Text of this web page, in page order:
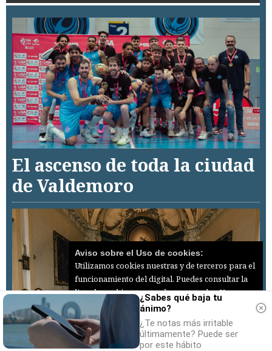
El ascenso de toda la ciudad
de Valdemoro
¿Sabes qué baja tu
ánimo?
¿Te notas más irritable
últimamente? Puede ser
por este hábito
Aviso sobre el Uso de cookies:
Utilizamos cookies nuestras y de terceros para el
funcionamiento del digital. Puedes consultar la
lista de cookies y como desconectarlas.Ver
nuestra Política de Privacidad y Cookies
Aceptar Cookies
Personalizar